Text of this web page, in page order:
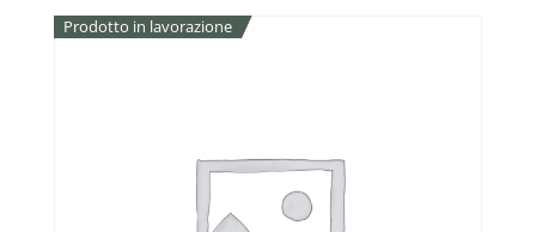
Prodotto in lavorazione